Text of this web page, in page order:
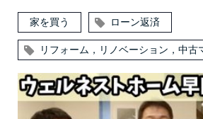
家を買う ローン返済
リフォーム，リノベーション，中古